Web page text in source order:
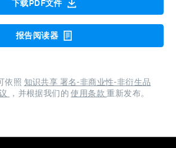
下载PDF文件
报告阅读器
依照 知识共享 署名-非商业性-非衍生品
，并根据我们的使用条款重新发布。